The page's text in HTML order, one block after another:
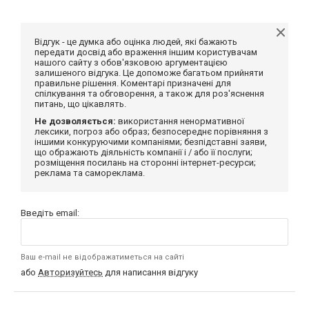
Відгук - це думка або оцінка людей, які бажають
передати досвід або враження іншим користувачам
нашого сайту з обов'язковою аргументацією
залишеного відгука. Це допоможе багатьом прийняти
правильне рішення. Коментарі призначені для
спілкування та обговорення, а також для роз'яснення
питань, що цікавлять.
Не дозволяється: використання ненормативної
лексики, погроз або образ; безпосереднє порівняння з
іншими конкуруючими компаніями; безпідставні заяви,
що ображають діяльність компанії і / або її послуги;
розміщення посилань на сторонні інтернет-ресурси;
реклама та самореклама.
Введіть email:
Ваш e-mail не відображатиметься на сайті
або Авторизуйтесь для написання відгуку